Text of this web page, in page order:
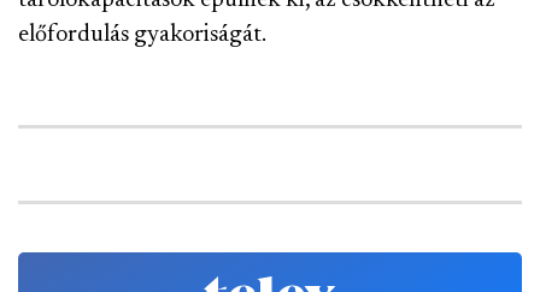
előfordulás gyakoriságát.